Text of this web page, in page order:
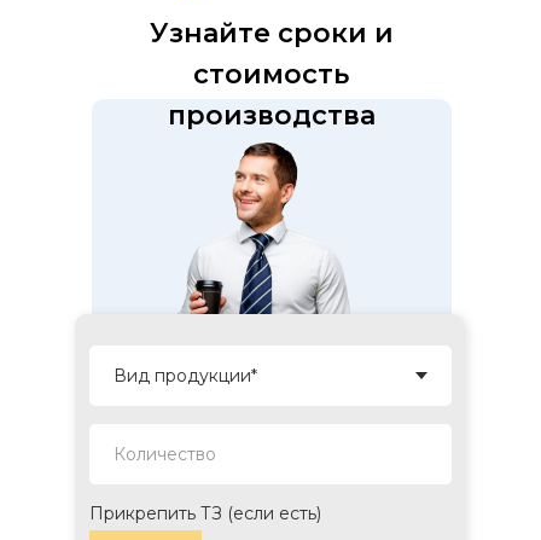
Узнайте сроки и
стоимость
производства
Количество
Прикрепить ТЗ (если есть)